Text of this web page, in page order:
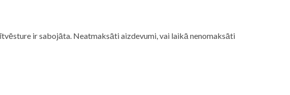
ir sabojāta. Neatmaksāti aizdevumi, vai laikā nenomaksāti